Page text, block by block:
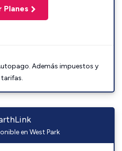
Planes
Además impuestos y
tarifas.
en West Park